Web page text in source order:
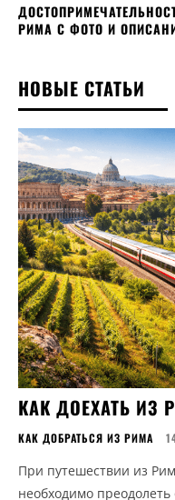
РИМА С ФОТО И
НОВЫЕ СТАТЬИ
​КАК ДОЕХАТЬ ИЗ
КАК ДОБРАТЬСЯ ИЗ РИМА
При путешествии из
необходимо преодолеть